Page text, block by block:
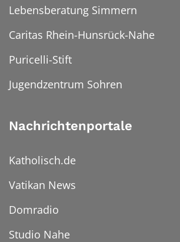
Lebensberatung Simmern
Caritas Rhein-Hunsrück-Nahe
Puricelli-Stift
Jugendzentrum Sohren
Nachrichtenportale
Katholisch.de
Vatikan News
Domradio
Studio Nahe